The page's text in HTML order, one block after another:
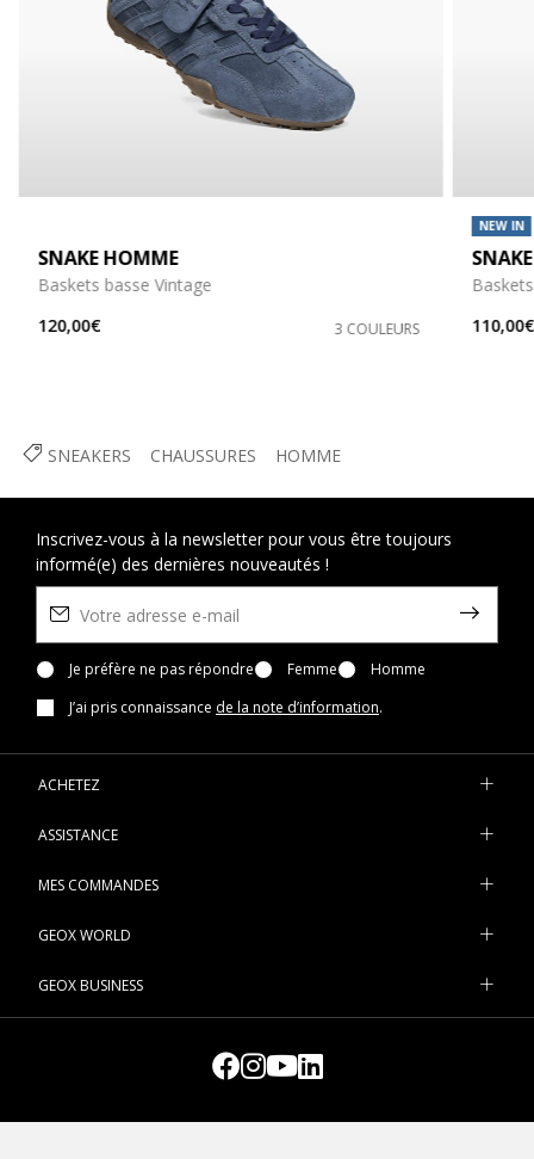
SNEAKERS CHAUSSURES HOMME
SNAKE HOMME
Baskets basse Vintage
120,00€
3 COULEURS
NEW IN
110,00€
Inscrivez-vous à la newsletter pour vous être toujours
informé(e) des dernières nouveautés !
Je préfère ne pas répondre Femme
Homme
J’ai pris connaissance de la note d’information.
ACHETEZ
ASSISTANCE
MES COMMANDES
GEOX WORLD
GEOX BUSINESS